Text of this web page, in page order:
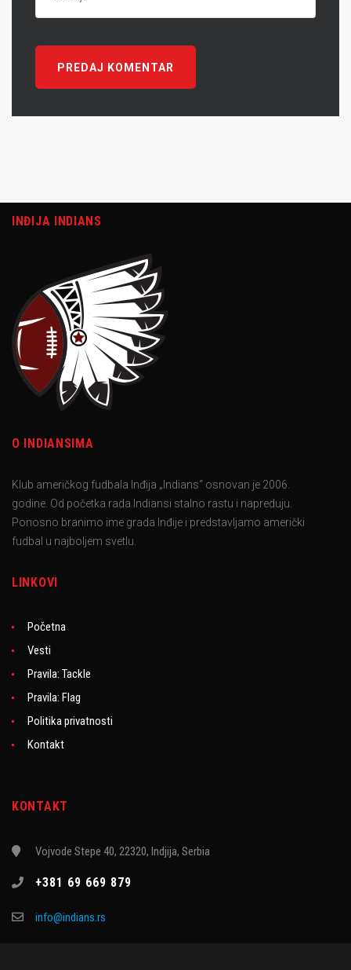
INĐIJA INDIANS
O INDIANSIMA
Klub američkog fudbala Inđija „Indians“ osnovan je 2006.
godine. Od početka rada Indiansi stalno rastu i napreduju.
Ponosno branimo ime grada Inđije i predstavljamo američki
fudbal u najboljem svetlu.
LINKOVI
Početna
Vesti
Pravila: Tackle
Pravila: Flag
Politika privatnosti
Kontakt
KONTAKT
Vojvode Stepe 40, 22320, Indjija, Serbia
+381 69 669 879
info@indians.rs